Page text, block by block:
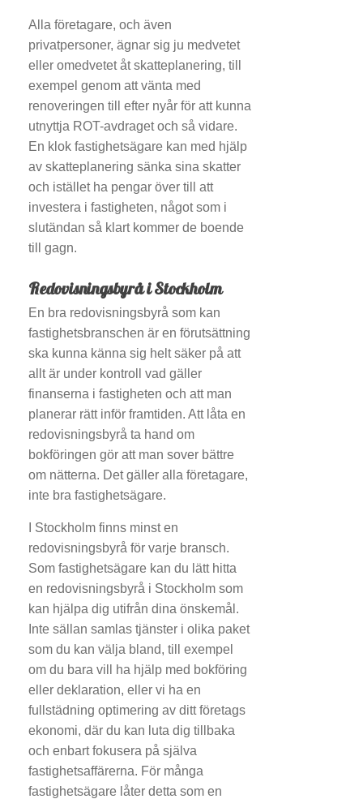
Alla företagare, och även
privatpersoner, ägnar sig ju medvetet
eller omedvetet åt skatteplanering, till
exempel genom att vänta med
renoveringen till efter nyår för att kunna
utnyttja ROT-avdraget och så vidare.
En klok fastighetsägare kan med hjälp
av skatteplanering sänka sina skatter
och istället ha pengar över till att
investera i fastigheten, något som i
slutändan så klart kommer de boende
till gagn.
Redovisningsbyrå i Stockholm
En bra redovisningsbyrå som kan
fastighetsbranschen är en förutsättning
ska kunna känna sig helt säker på att
allt är under kontroll vad gäller
finanserna i fastigheten och att man
planerar rätt inför framtiden. Att låta en
redovisningsbyrå ta hand om
bokföringen gör att man sover bättre
om nätterna. Det gäller alla företagare,
inte bra fastighetsägare.
I Stockholm finns minst en
redovisningsbyrå för varje bransch.
Som fastighetsägare kan du lätt hitta
en redovisningsbyrå i Stockholm som
kan hjälpa dig utifrån dina önskemål.
Inte sällan samlas tjänster i olika paket
som du kan välja bland, till exempel
om du bara vill ha hjälp med bokföring
eller deklaration, eller vi ha en
fullstädning optimering av ditt företags
ekonomi, där du kan luta dig tillbaka
och enbart fokusera på själva
fastighetsaffärerna. För många
fastighetsägare låter detta som en